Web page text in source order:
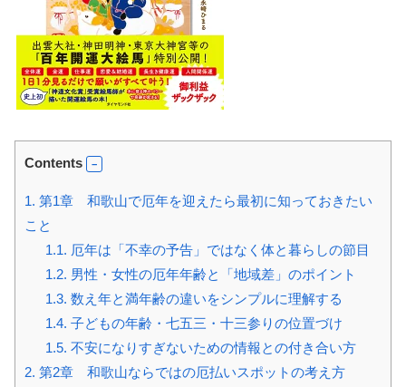
Contents
1. 第1章 和歌山で厄年を迎えたら最初に知っておきたい
こと
1.1. 厄年は「不幸の予告」ではなく体と暮らしの節目
1.2. 男性・女性の厄年年齢と「地域差」のポイント
1.3. 数え年と満年齢の違いをシンプルに理解する
1.4. 子どもの年齢・七五三・十三参りの位置づけ
1.5. 不安になりすぎないための情報との付き合い方
2. 第2章 和歌山ならではの厄払いスポットの考え方